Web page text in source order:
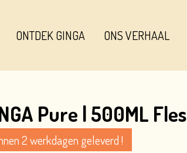
ONTDEK GINGA ONS VERHAAL
Pure | 500ML Fles
2 werkdagen geleverd !